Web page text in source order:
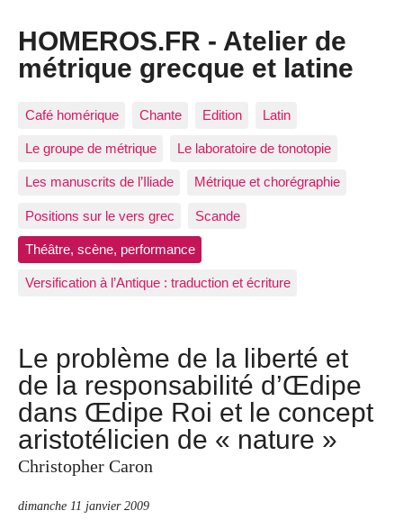
HOMEROS.FR - Atelier de
métrique grecque et latine
Café homérique Chante Edition Latin
Le groupe de métrique Le laboratoire de tonotopie
Les manuscrits de l’Iliade Métrique et chorégraphie
Positions sur le vers grec Scande
Théâtre, scène, performance
Versification à l’Antique : traduction et écriture
Le problème de la liberté et
de la responsabilité d’Œdipe
dans Œdipe Roi et le concept
aristotélicien de « nature »
Christopher Caron
dimanche 11 janvier 2009